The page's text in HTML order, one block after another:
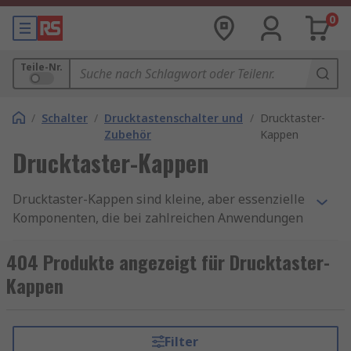
0
Teile-Nr.
/ Schalter / Drucktastenschalter und
Zubehör
/ Drucktaster-
Kappen
Drucktaster-Kappen
Drucktaster-Kappen sind kleine, aber essenzielle
Komponenten, die bei zahlreichen Anwendungen
Automobilbau eine wichtige Rolle spielen. Sie
dienen als Benutzeroberfläche für Drucktaster
und bieten einen praktischen und komfortablen
Steuerungen. Drucktaster-Kappen sind ein
404 Produkte angezeigt für Drucktaster-
Kappen
Filter